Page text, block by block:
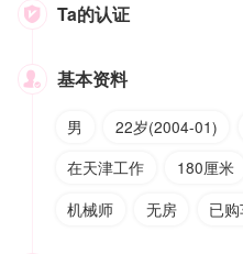
 Ta的认证
 基本资料
男 22岁(2004-01)
在天津工作
180厘米
机械师
无房 已